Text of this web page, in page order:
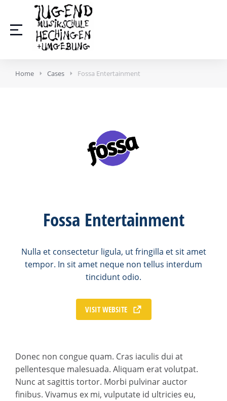
Home Cases Fossa Entertainment
Fossa Entertainment
Nulla et consectetur ligula, ut fringilla et sit amet
tempor. In sit amet neque non tellus interdum
tincidunt odio.
VISIT WEBSITE
Donec non congue quam. Cras iaculis dui at
pellentesque malesuada. Aliquam erat volutpat.
Nunc at sagittis tortor. Morbi pulvinar auctor
finibus. Vivamus ex mi, vulputate id ultricies eu,